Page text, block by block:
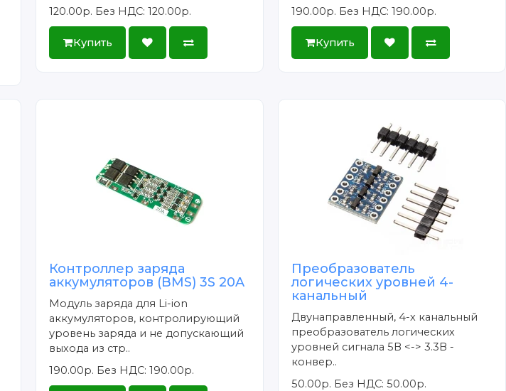
120.00р. Без НДС: 120.00р.
Купить
190.00р. Без НДС: 190.00р.
Купить
Контроллер заряда
аккумуляторов (BMS) 3S 20A
Модуль заряда для Li-ion
аккумуляторов, контролирующий
уровень заряда и не допускающий
выхода из стр..
190.00р. Без НДС: 190.00р.
Преобразователь
логических уровней 4-
канальный
Двунаправленный, 4-х канальный
преобразователь логических
уровней сигнала 5В <-> 3.3В -
конвер..
50.00р. Без НДС: 50.00р.